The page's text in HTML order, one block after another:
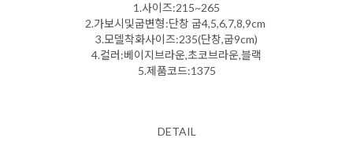
1.사이즈:215~265
2.가보시및굽변형:단창 굽4,5,6,7,8,9cm
3.모델착화사이즈:235(단창,굽9cm)
4.컬러:베이지브라운,초코브라운,블랙
5.제품코드:1375
DETAIL